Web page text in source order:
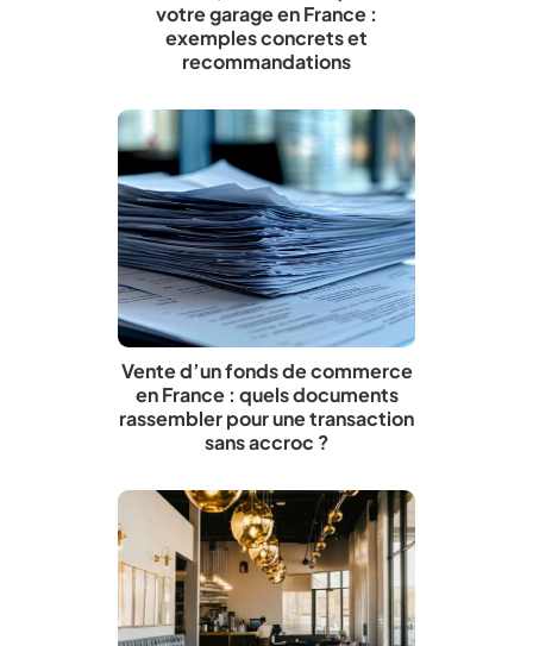
votre garage en France :
exemples concrets et
recommandations
Vente d’un fonds de commerce
en France : quels documents
rassembler pour une transaction
sans accroc ?